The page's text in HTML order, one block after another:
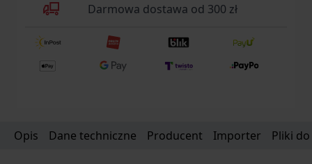
Darmowa dostawa od 300 zł
Opis Dane techniczne Producent Importer Pliki